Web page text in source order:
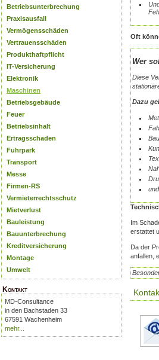
Betriebsunterbrechung
Praxisausfall
Vermögensschäden
Vertrauensschäden
Produkthaftpflicht
IT-Versicherung
Elektronik
Maschinen
Betriebsgebäude
Feuer
Betriebsinhalt
Ertragsschaden
Fuhrpark
Transport
Messe
Firmen-RS
Vermieterrechtsschutz
Mietverlust
Bauleistung
Bauunterbrechung
Kreditversicherung
Montage
Umwelt
Kontakt
MD-Consultance
in den Bachstaden 33
67591 Wachenheim
mehr...
Oft
Wer
Diese
Dazu
Im
erstattet
Da der
anfallen,